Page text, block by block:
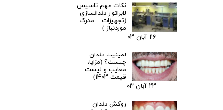
نکات مهم تاسیس
لابراتوار دندانسازی
(تجهیزات + مدرک
موردنیاز )
۲۶ آبان ۰۳
لمینیت دندان
چیست؟ (مزایا،
معایب و لیست
قیمت ۱۴۰۳)
۲۳ آبان ۰۳
روکش دندان